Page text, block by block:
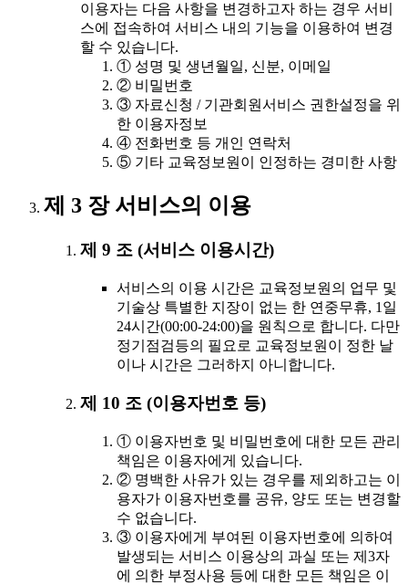
이용자는 다음 사항을 변경하고자 하는 경우 서비
스에 접속하여 서비스 내의 기능을 이용하여 변경
할 수 있습니다.
① 성명 및 생년월일, 신분, 이메일
② 비밀번호
③ 자료신청 / 기관회원서비스 권한설정을 위
한 이용자정보
④ 전화번호 등 개인 연락처
⑤ 기타 교육정보원이 인정하는 경미한 사항
제 3 장 서비스의 이용
제 9 조 (서비스 이용시간)
서비스의 이용 시간은 교육정보원의 업무 및
기술상 특별한 지장이 없는 한 연중무휴, 1일
24시간(00:00-24:00)을 원칙으로 합니다. 다만
정기점검등의 필요로 교육정보원이 정한 날
이나 시간은 그러하지 아니합니다.
제 10 조 (이용자번호 등)
① 이용자번호 및 비밀번호에 대한 모든 관리
책임은 이용자에게 있습니다.
② 명백한 사유가 있는 경우를 제외하고는 이
용자가 이용자번호를 공유, 양도 또는 변경할
수 없습니다.
③ 이용자에게 부여된 이용자번호에 의하여
발생되는 서비스 이용상의 과실 또는 제3자
에 의한 부정사용 등에 대한 모든 책임은 이